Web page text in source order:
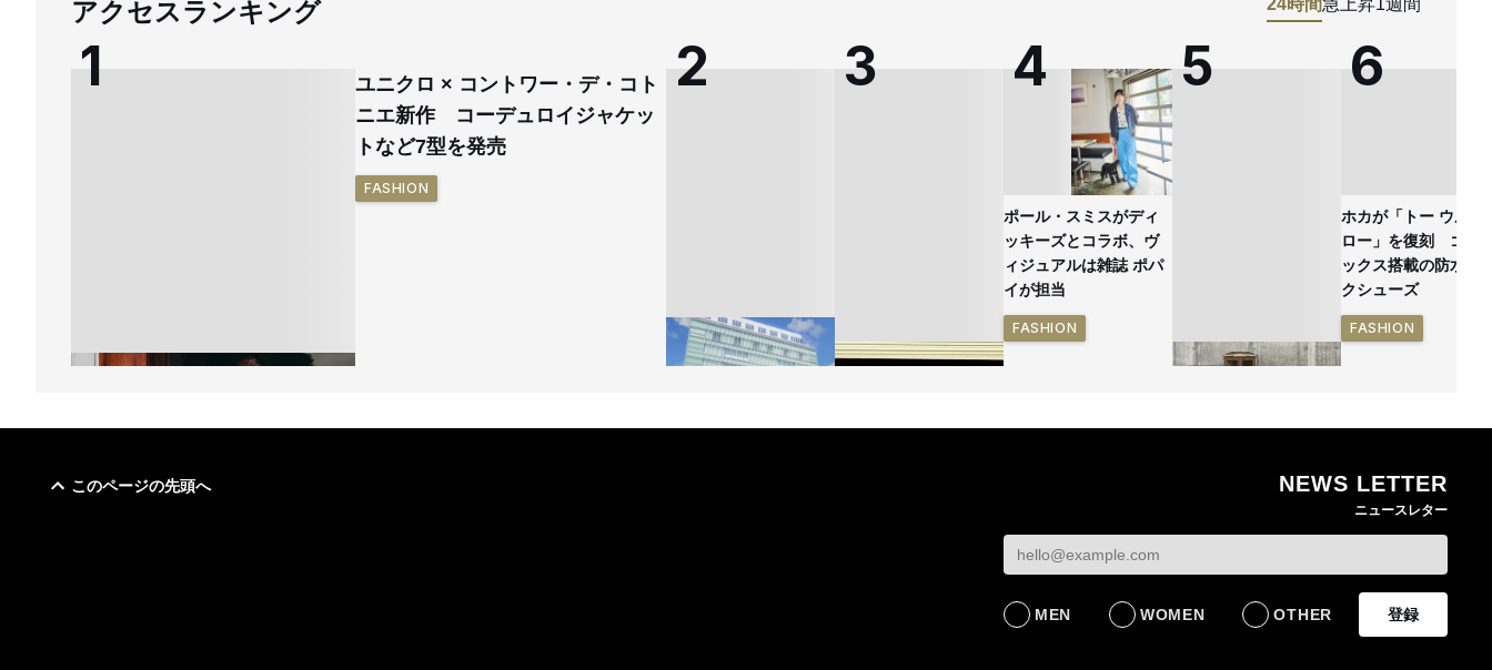
アクセスランキング
ユニクロ × コントワー・デ・コト
ニエ新作 コーデュロイジャケッ
トなど7型を発売
FASHION
ポール・スミスがディ
ッキーズとコラボ、ヴ
ィジュアルは雑誌 ポパ
イが担当
FASHION
無印良品の古家具シリ
具を再生した一点物を
LIFESTYLE
ホカが「トー ウルト
ロー」を復刻 ゴア
ックス搭載の防水ハ
クシューズ
FASHION
このページの先頭へ NEWS LETTER
ニュースレター
MEN WOMEN OTHER 登録